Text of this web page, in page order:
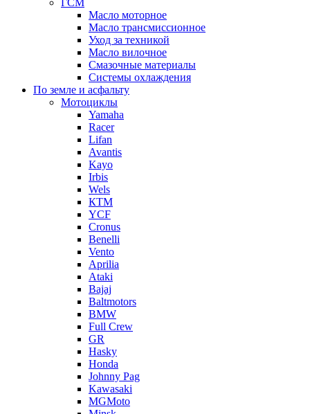
ГСМ
Масло моторное
Масло трансмиссионное
Уход за техникой
Масло вилочное
Смазочные материалы
Системы охлаждения
По земле и асфальту
Мотоциклы
Yamaha
Racer
Lifan
Avantis
Kayo
Irbis
Wels
КТМ
YCF
Cronus
Benelli
Vento
Aprilia
Ataki
Bajaj
Baltmotors
BMW
Full Crew
GR
Hasky
Honda
Johnny Pag
Kawasaki
MGMoto